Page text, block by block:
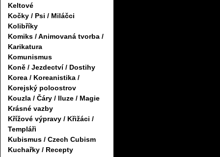
Keltové
Kočky / Psi / Miláčci
Kolibříky
Komiks / Animovaná tvorba /
Karikatura
Komunismus
Koně / Jezdectví / Dostihy
Korea / Koreanistika /
Korejský poloostrov
Kouzla / Čáry / Iluze / Magie
Krásné vazby
Křížové výpravy / Křižáci /
Templáři
Kubismus / Czech Cubism
Kuchařky / Recepty